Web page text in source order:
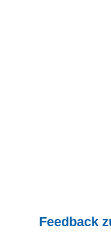
Feedback